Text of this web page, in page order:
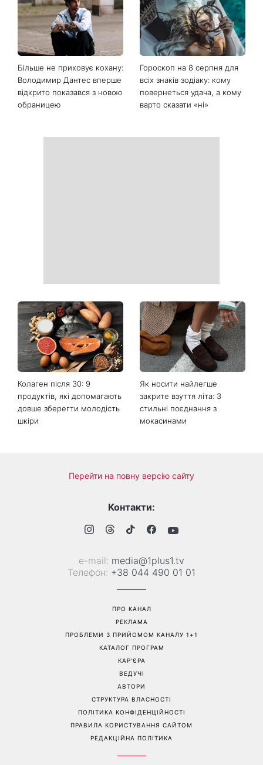
Останні новини
Більше не приховує кохану:
Володимир Дантес вперше
відкрито показався з новою
обраницею
Гороскоп на 8 серпня для
всіх знаків зодіаку: кому
повернеться удача, а кому
варто сказати «ні»
Колаген після 30: 9
продуктів, які допомагають
довше зберегти молодість
Як носити найлегше
закрите взуття літа: 3
стильні поєднання з
мокасинами